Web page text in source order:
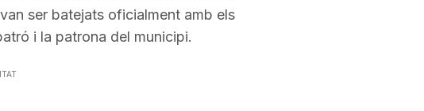
ser batejats oficialment amb els
i la patrona del municipi.